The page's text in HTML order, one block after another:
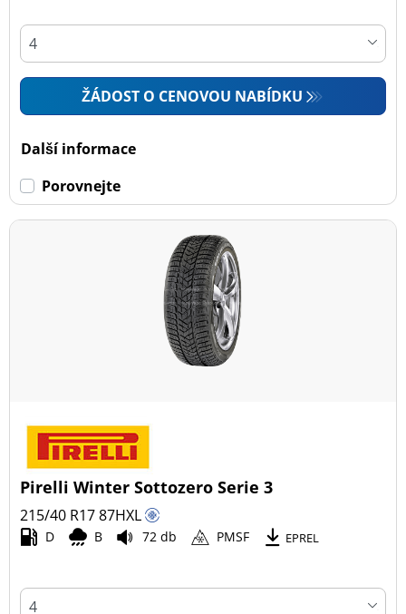
ŽÁDOST O CENOVOU NABÍDKU
Další informace
Porovnejte
Pirelli Winter Sottozero Serie 3
215/40 R1787HXL
D B 72 db PMSF EPREL